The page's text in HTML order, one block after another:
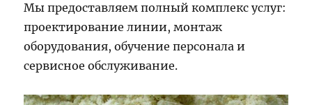
Мы предоставляем полный комплекс услуг:
проектирование линии, монтаж
оборудования, обучение персонала и
сервисное обслуживание.